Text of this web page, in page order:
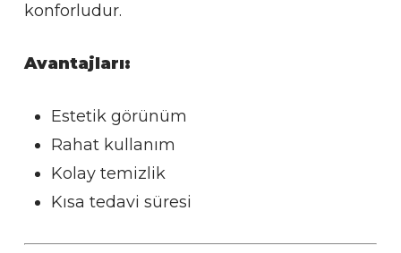
konforludur.
Avantajları:
Estetik görünüm
Rahat kullanım
Kolay temizlik
Kısa tedavi süresi